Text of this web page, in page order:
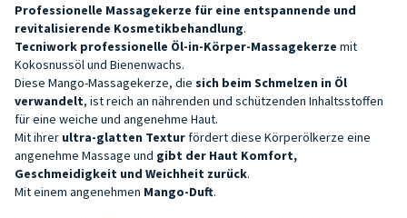
Professionelle Massagekerze für eine entspannende und
revitalisierende Kosmetikbehandlung.
Tecniwork professionelle Öl-in-Körper-Massagekerze mit
Kokosnussöl und Bienenwachs.
Diese Mango-Massagekerze, die sich beim Schmelzen in Öl
verwandelt, ist reich an nährenden und schützenden Inhaltsstoffen
für eine weiche und angenehme Haut.
Mit ihrer ultra-glatten Textur fördert diese Körperölkerze eine
angenehme Massage und gibt der Haut Komfort,
Geschmeidigkeit und Weichheit zurück.
Mit einem angenehmen Mango-Duft.